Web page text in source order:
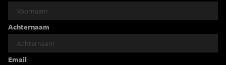
Achternaam
Email